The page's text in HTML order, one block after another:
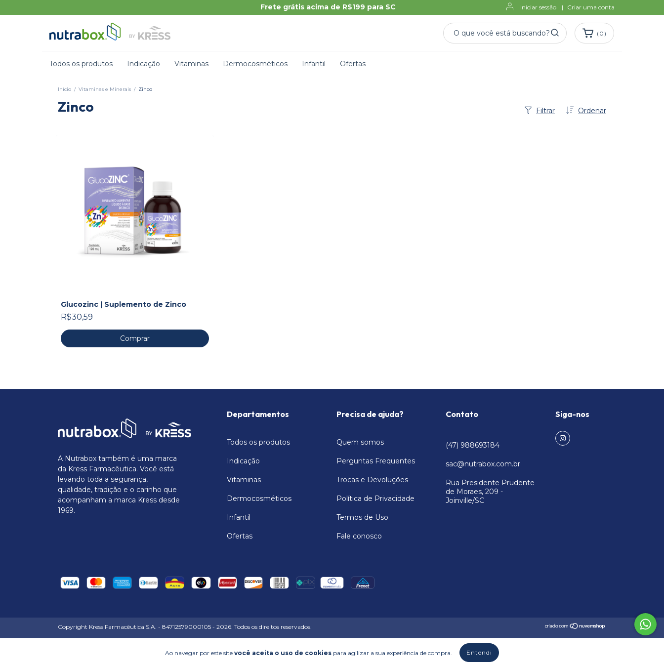
Iniciar sessão | Criar uma conta
( 0 )
Todos os produtos Indicação Vitaminas Dermocosméticos Infantil Ofertas
Ao navegar por este site você aceita o uso de cookies para agilizar a sua experiência de compra. Entendi
Início / Vitaminas e Minerais / Zinco
Zinco Ordenar
Filtrar
Glucozinc | Suplemento de Zinco
R$30,59
A Nutrabox também é uma marca
da Kress Farmacêutica. Você está
levando toda a segurança,
qualidade, tradição e o carinho que
acompanham a marca Kress desde
1969.
Siga-nos
Departamentos
Todos os produtos
Indicação
Vitaminas
Dermocosméticos
Infantil
Ofertas
Precisa de ajuda?
Quem somos
Perguntas Frequentes
Trocas e Devoluções
Política de Privacidade
Termos de Uso
Fale conosco
Contato
(47) 988693184
sac@nutrabox.com.br
Rua Presidente Prudente
de Moraes, 209 -
Joinville/SC
Copyright Kress Farmacêutica S.A. - 84712579000105 - 2026. Todos os direitos reservados.